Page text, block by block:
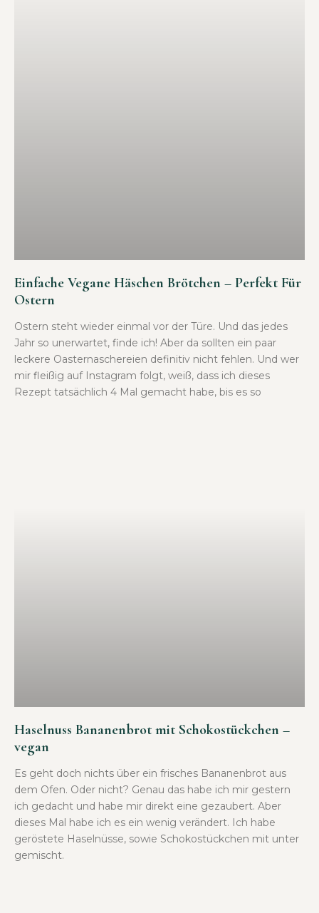
Einfache Vegane Häschen Brötchen – Perfekt Für
Ostern
Ostern steht wieder einmal vor der Türe. Und das jedes
Jahr so unerwartet, finde ich! Aber da sollten ein paar
leckere Oasternaschereien definitiv nicht fehlen. Und wer
mir fleißig auf Instagram folgt, weiß, dass ich dieses
Rezept tatsächlich 4 Mal gemacht habe, bis es so
Haselnuss Bananenbrot mit Schokostückchen –
vegan
Es geht doch nichts über ein frisches Bananenbrot aus
dem Ofen. Oder nicht? Genau das habe ich mir gestern
ich gedacht und habe mir direkt eine gezaubert. Aber
dieses Mal habe ich es ein wenig verändert. Ich habe
geröstete Haselnüsse, sowie Schokostückchen mit unter
gemischt.